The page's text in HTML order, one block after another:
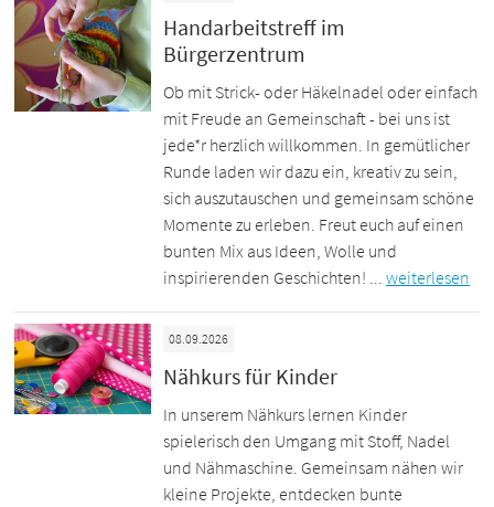
Handarbeitstreff im
Bürgerzentrum
Ob mit Strick- oder Häkelnadel oder einfach
mit Freude an Gemeinschaft - bei uns ist
jede*r herzlich willkommen. In gemütlicher
Runde laden wir dazu ein, kreativ zu sein,
sich auszutauschen und gemeinsam schöne
Momente zu erleben. Freut euch auf einen
bunten Mix aus Ideen, Wolle und
inspirierenden Geschichten! ...weiterlesen
08.09.2026
Nähkurs für Kinder
In unserem Nähkurs lernen Kinder
spielerisch den Umgang mit Stoff, Nadel
und Nähmaschine. Gemeinsam nähen wir
kleine Projekte, entdecken bunte